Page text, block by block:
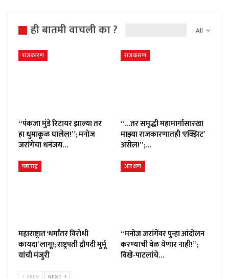
All
ही बातमी वाचली का ?
राजकारण
“पंकजा मुंडे रिटायर झाल्या तर
हा धुमाकूळ घालेल!”; मनोज
जरांगेंचा धनंजय…
राजकारण
“…तर समृद्धी महामार्गासारखा
माझ्या राजकारणातही ‘एक्झिट’
असेल!”;…
महाराष्ट्र
महाराष्ट्रात ‘धर्मांतर विरोधी
कायदा’ लागू!; राष्ट्रपती द्रौपदी मुर्मू
यांची मंजुरी
आरक्षण
“मनोज जरांगेंवर पुन्हा आंदोलन
करण्याची वेळ येणार नाही!”;
विखे-पाटलांचे…
PREV NEXT